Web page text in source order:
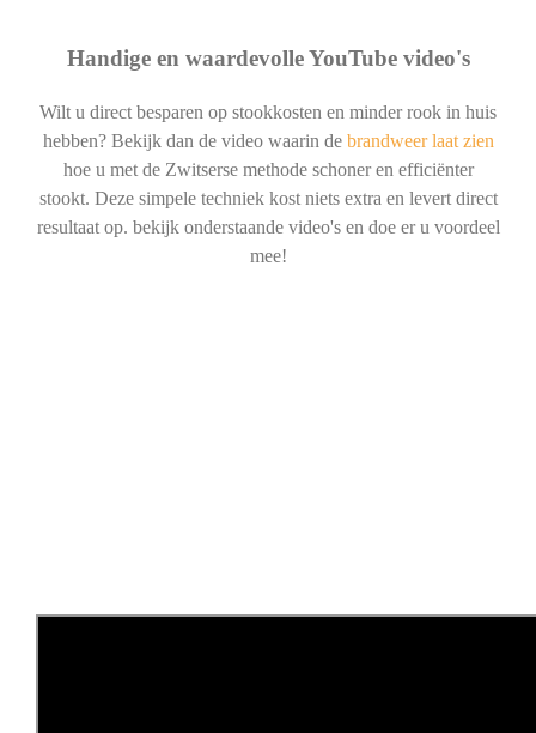
Handige en waardevolle YouTube video's
Wilt u direct besparen op stookkosten en minder rook in huis
hebben? Bekijk dan de video waarin de brandweer laat zien
hoe u met de Zwitserse methode schoner en efficiënter
stookt. Deze simpele techniek kost niets extra en levert direct
resultaat op. bekijk onderstaande video's en doe er u voordeel
mee!